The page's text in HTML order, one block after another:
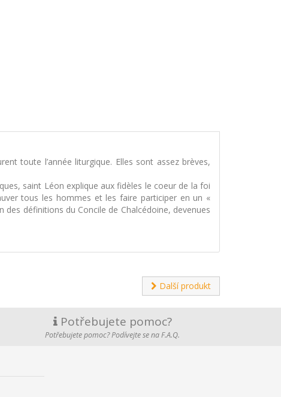
toute l’année liturgique. Elles sont assez brèves,
saint Léon explique aux fidèles le coeur de la foi
tous les hommes et les faire participer en un «
définitions du Concile de Chalcédoine, devenues
Další produkt
Potřebujete pomoc?
Potřebujete pomoc? Podívejte se na F.A.Q.